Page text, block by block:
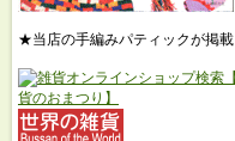
★当店の手編みパティックが掲載